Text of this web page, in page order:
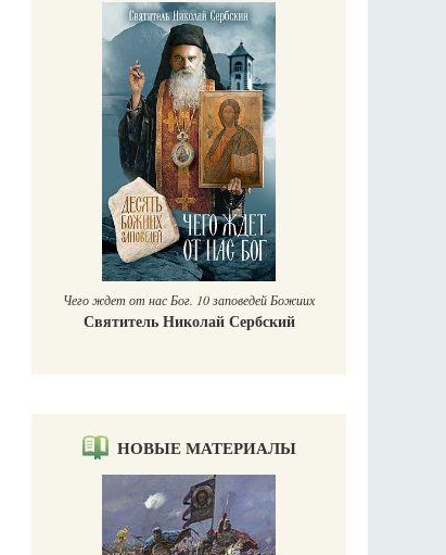
Чего ждет от нас Бог. 10 заповедей Божиих
Святитель Николай Сербский
НОВЫЕ МАТЕРИАЛЫ